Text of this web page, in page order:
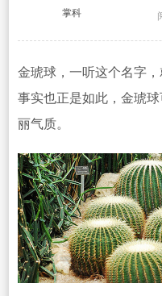
掌科
金琥球，一听这个名字
事实也正是如此，金琥
丽气质。